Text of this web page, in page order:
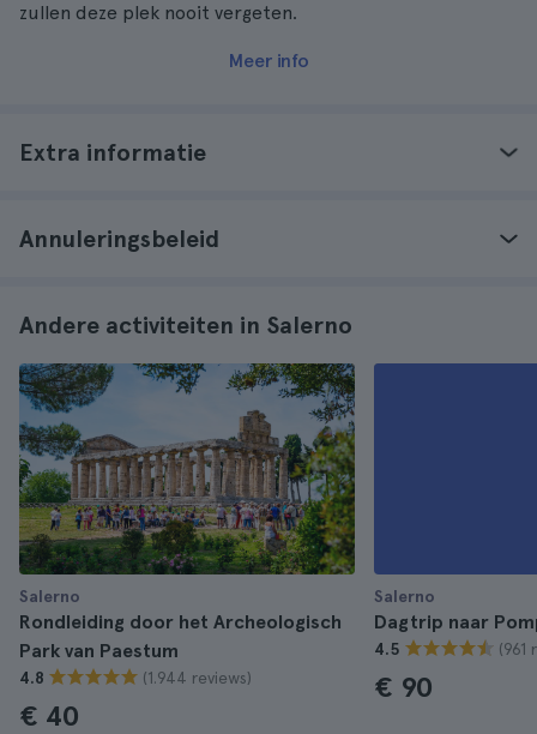
zullen deze plek nooit vergeten.
Meer info
Extra informatie
Annuleringsbeleid
Andere activiteiten in Salerno
Salerno
Rondleiding door het Archeologisch
Park van Paestum
4.8 (1.944 reviews)
€ 40
Salerno
Dagtrip naar
4.5 (961
€ 90